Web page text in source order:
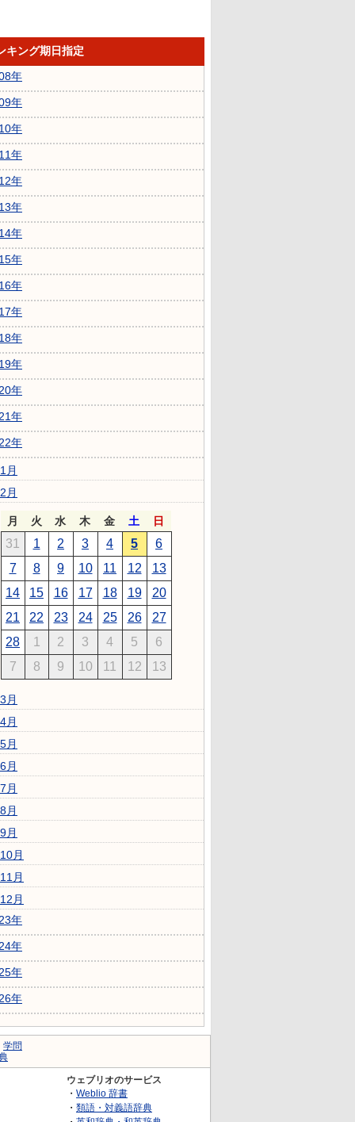
キング期日指定
年
年
年
年
年
年
年
年
年
年
年
年
年
年
年
1月
2月
月 火 水 木 金 土 日
31 1 2 3 4 5
6
7
8 9 10 11 12
13
14
15 16 17 18 19
20
21
22 23 24 25 26
27
28
1 2 3 4 5
6
7
8 9 10 11 12 13
3月
4月
5月
6月
7月
8月
9月
10月
11月
12月
年
年
年
年
学問
ウェブリオのサービス
・ Weblio 辞書
・ 類語・対義語辞典